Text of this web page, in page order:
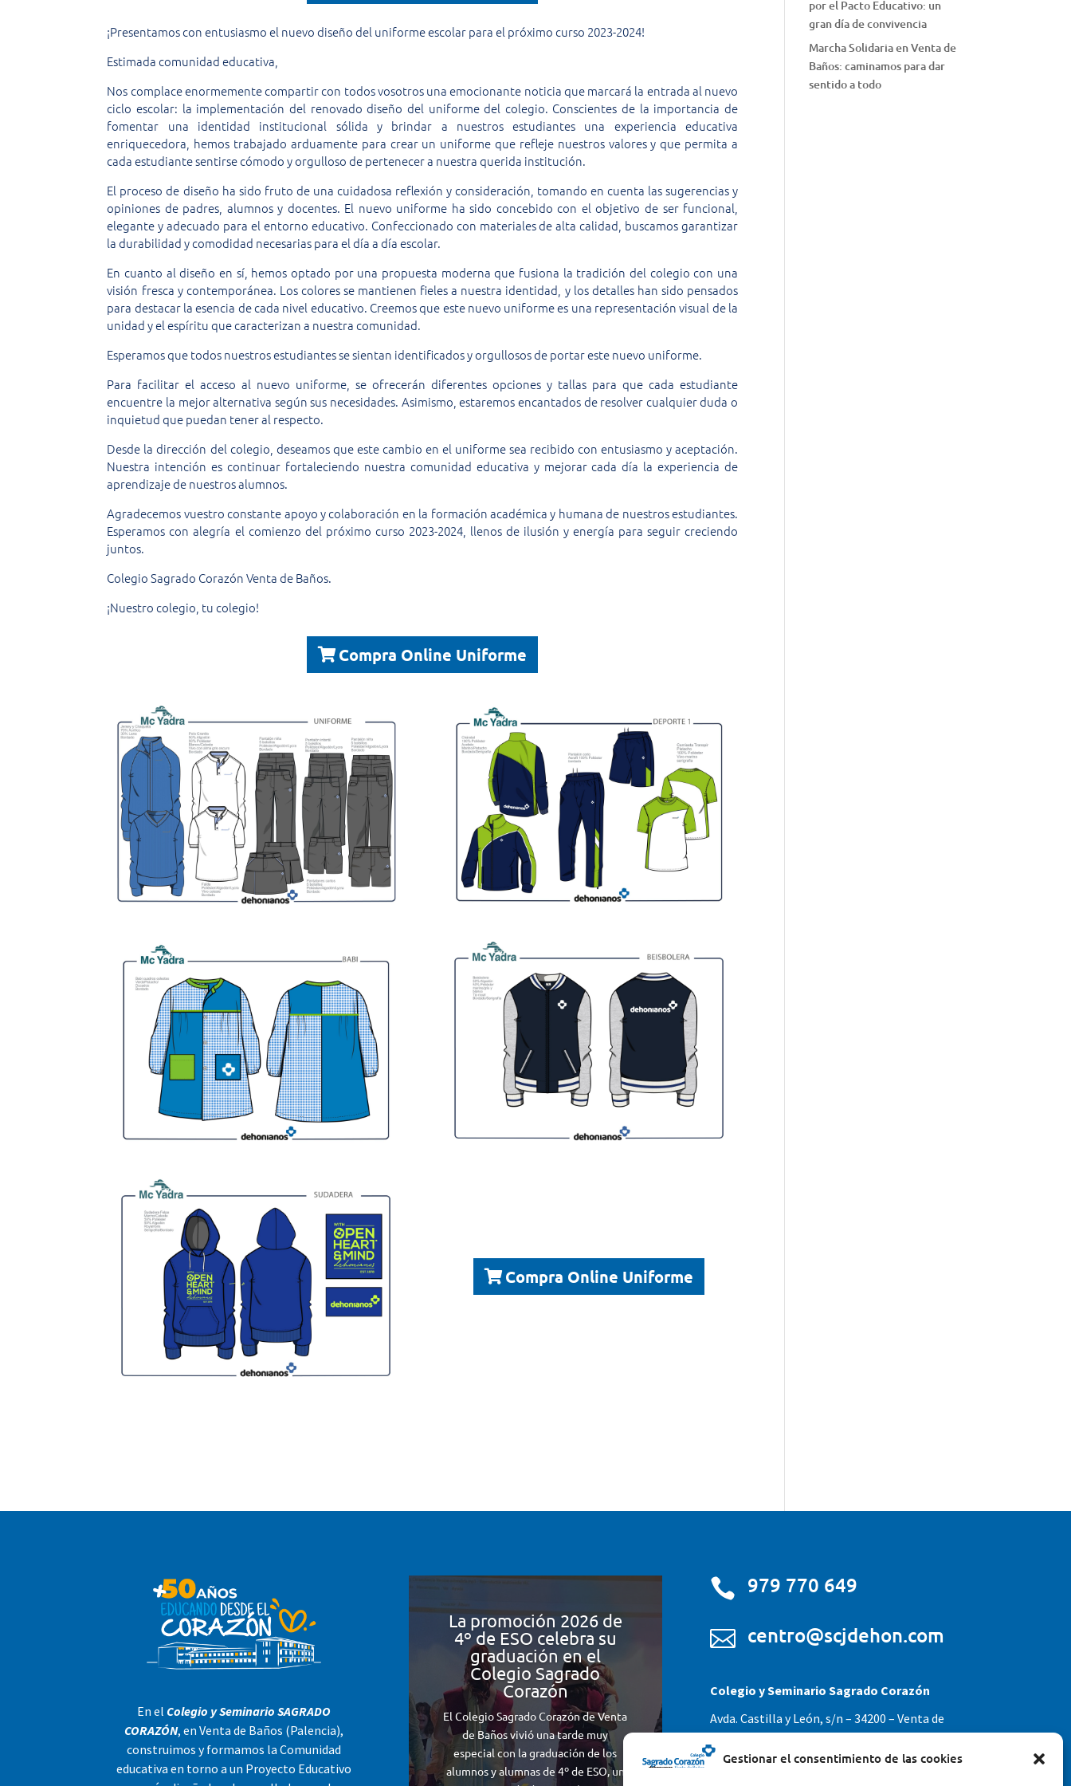
Gestionar el consentimiento de las cookies
¡Presentamos con entusiasmo el nuevo diseño del uniforme escolar para el próximo curso 2023-2024!
Estimada comunidad educativa,
Nos complace enormemente compartir con todos vosotros una emocionante noticia que marcará la entrada al nuevo
ciclo escolar: la implementación del renovado diseño del uniforme del colegio. Conscientes de la importancia de
fomentar una identidad institucional sólida y brindar a nuestros estudiantes una experiencia educativa
enriquecedora, hemos trabajado arduamente para crear un uniforme que refleje nuestros valores y que permita a
cada estudiante sentirse cómodo y orgulloso de pertenecer a nuestra querida institución.
El proceso de diseño ha sido fruto de una cuidadosa reflexión y consideración, tomando en cuenta las sugerencias y
opiniones de padres, alumnos y docentes. El nuevo uniforme ha sido concebido con el objetivo de ser funcional,
elegante y adecuado para el entorno educativo. Confeccionado con materiales de alta calidad, buscamos garantizar
la durabilidad y comodidad necesarias para el día a día escolar.
En cuanto al diseño en sí, hemos optado por una propuesta moderna que fusiona la tradición del colegio con una
visión fresca y contemporánea. Los colores se mantienen fieles a nuestra identidad, y los detalles han sido pensados
para destacar la esencia de cada nivel educativo. Creemos que este nuevo uniforme es una representación visual de la
unidad y el espíritu que caracterizan a nuestra comunidad.
Esperamos que todos nuestros estudiantes se sientan identificados y orgullosos de portar este nuevo uniforme.
Para facilitar el acceso al nuevo uniforme, se ofrecerán diferentes opciones y tallas para que cada estudiante
encuentre la mejor alternativa según sus necesidades. Asimismo, estaremos encantados de resolver cualquier duda o
inquietud que puedan tener al respecto.
Desde la dirección del colegio, deseamos que este cambio en el uniforme sea recibido con entusiasmo y aceptación.
Nuestra intención es continuar fortaleciendo nuestra comunidad educativa y mejorar cada día la experiencia de
aprendizaje de nuestros alumnos.
Agradecemos vuestro constante apoyo y colaboración en la formación académica y humana de nuestros estudiantes.
Esperamos con alegría el comienzo del próximo curso 2023-2024, llenos de ilusión y energía para seguir creciendo
juntos.
Colegio Sagrado Corazón Venta de Baños.
¡Nuestro colegio, tu colegio!
Compra Online Uniforme
Compra Online Uniforme
por el Pacto Educativo: un
gran día de convivencia
Marcha Solidaria en Venta de
Baños: caminamos para dar
sentido a todo
En el Colegio y Seminario SAGRADO
CORAZÓN, en Venta de Baños (Palencia),
construimos y formamos la Comunidad
educativa en torno a un Proyecto Educativo
La promoción 2026 de
4º de ESO celebra su
graduación en el
Colegio Sagrado
Corazón
El Colegio Sagrado Corazón de Venta
de Baños vivió una tarde muy
especial con la graduación de los
alumnos y alumnas de 4º de ESO, un
 979 770 649
 centro@scjdehon.com
Colegio y Seminario Sagrado Corazón
Avda. Castilla y León, s/n – 34200 – Venta de
Baños (Palencia) – Teléfono 979770649